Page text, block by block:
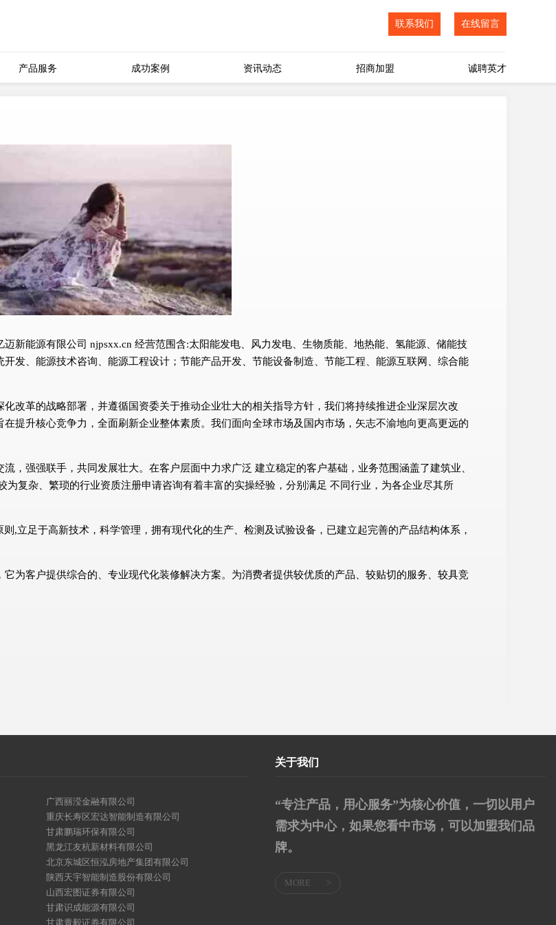
联系我们 在线留言
产品服务 成功案例 资讯动态 招商加盟 诚聘英才
新能源有限公司 njpsxx.cn 经营范围含:太阳能发电、风力发电、生物质能、地热能、氢能源、储能技
发、能源技术咨询、能源工程设计；节能产品开发、节能设备制造、节能工程、能源互联网、综合能
改革的战略部署，并遵循国资委关于推动企业壮大的相关指导方针，我们将持续推进企业深层次改
提升核心竞争力，全面刷新企业整体素质。我们面向全球市场及国内市场，矢志不渝地向更高更远的
，强强联手，共同发展壮大。在客户层面中力求广泛 建立稳定的客户基础，业务范围涵盖了建筑业、
复杂、繁琐的行业资质注册申请咨询有着丰富的实操经验，分别满足 不同行业，为各企业尽其所
,立足于高新技术，科学管理，拥有现代化的生产、检测及试验设备，已建立起完善的产品结构体系，
为客户提供综合的、专业现代化装修解决方案。为消费者提供较优质的产品、较贴切的服务、较具竞
广西丽滢金融有限公司
重庆长寿区宏达智能制造有限公司
甘肃鹏瑞环保有限公司
黑龙江友杭新材料有限公司
北京东城区恒泓房地产集团有限公司
陕西天宇智能制造股份有限公司
山西宏图证券有限公司
甘肃识成能源有限公司
甘肃青毅证券有限公司
关于我们
“专注产品，用心服务”为核心价值，一切以用户
需求为中心，如果您看中市场，可以加盟我们品
牌。
MORE >